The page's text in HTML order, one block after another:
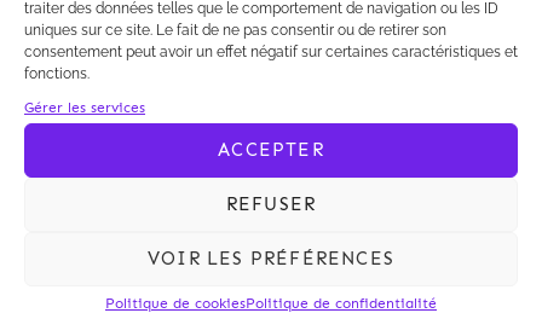
traiter des données telles que le comportement de navigation ou les ID
uniques sur ce site. Le fait de ne pas consentir ou de retirer son
consentement peut avoir un effet négatif sur certaines caractéristiques et
fonctions.
Gérer les services
ACCEPTER
REFUSER
VOIR LES PRÉFÉRENCES
Politique de cookiesPolitique de confidentialité
Expertises